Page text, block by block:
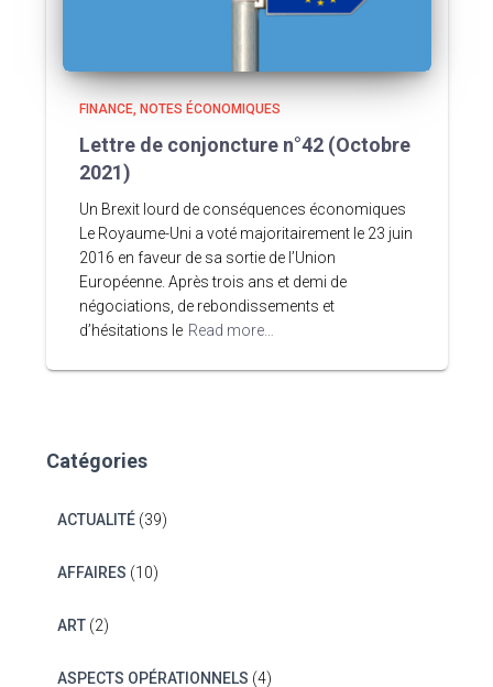
FINANCE NOTES ÉCONOMIQUES
Lettre de conjoncture n°42 (Octobre
2021)
Un Brexit lourd de conséquences économiques
Le Royaume-Uni a voté majoritairement le 23 juin
2016 en faveur de sa sortie de l’Union
Européenne. Après trois ans et demi de
négociations, de rebondissements et
d’hésitations le Read more…
Catégories
ACTUALITÉ(39)
AFFAIRES (10)
ART(2)
ASPECTS OPÉRATIONNELS (4)